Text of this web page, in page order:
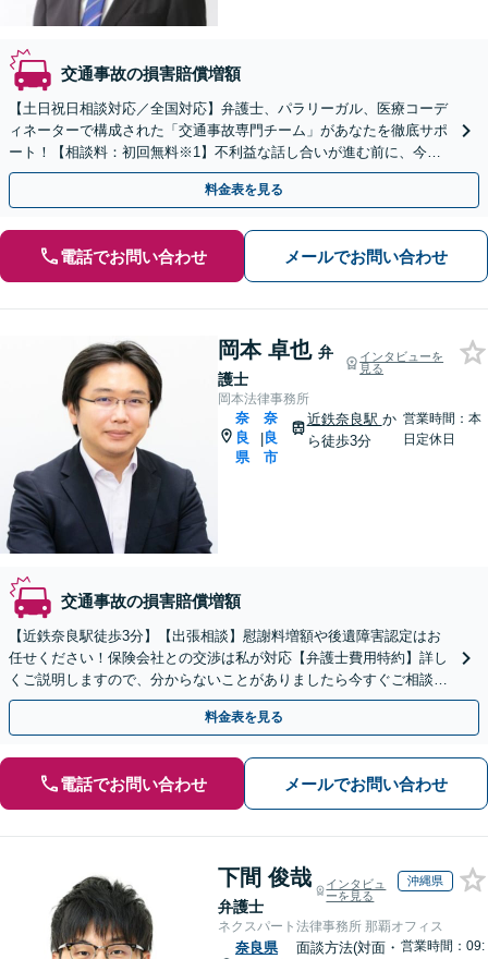
交通事故の損害賠償増額
【土日祝日相談対応／全国対応】弁護士、パラリーガル、医療コーデ
ィネーターで構成された「交通事故専門チーム」があなたを徹底サポ
ート！【相談料：初回無料※1】不利益な話し合いが進む前に、今す
ぐ相談！
料金表を見る
電話でお問い合わせ メールでお問い合わせ
岡本 卓也 弁
護士
インタビューを
見る
岡本法律事務所
奈
良
県
|
奈
良
市
近鉄奈良駅 か
ら徒歩3分
営業時間：本
日定休日
交通事故の損害賠償増額
【近鉄奈良駅徒歩3分】【出張相談】慰謝料増額や後遺障害認定はお
任せください！保険会社との交渉は私が対応【弁護士費用特約】詳し
くご説明しますので、分からないことがありましたら今すぐご相談く
ださい。
料金表を見る
電話でお問い合わせ メールでお問い合わせ
下間 俊哉
弁護士
インタビュ
ーを見る
沖縄県
ネクスパート法律事務所 那覇オフィス
奈良県
面談方法(対面・ 営業時間：09: